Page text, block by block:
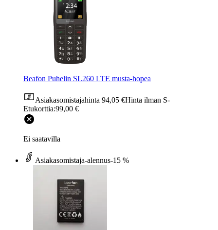
Beafon Puhelin SL260 LTE musta-hopea
Asiakasomistajahinta 94,05 €Hinta ilman S-
Etukorttia:99,00 €
Ei saatavilla
Asiakasomistaja-alennus-15 %